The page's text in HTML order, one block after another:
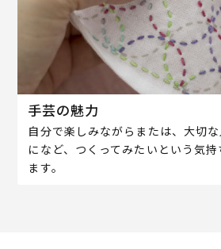
手芸の魅力
自分で楽しみながらまたは、大切
になど、つくってみたいという気
ます。